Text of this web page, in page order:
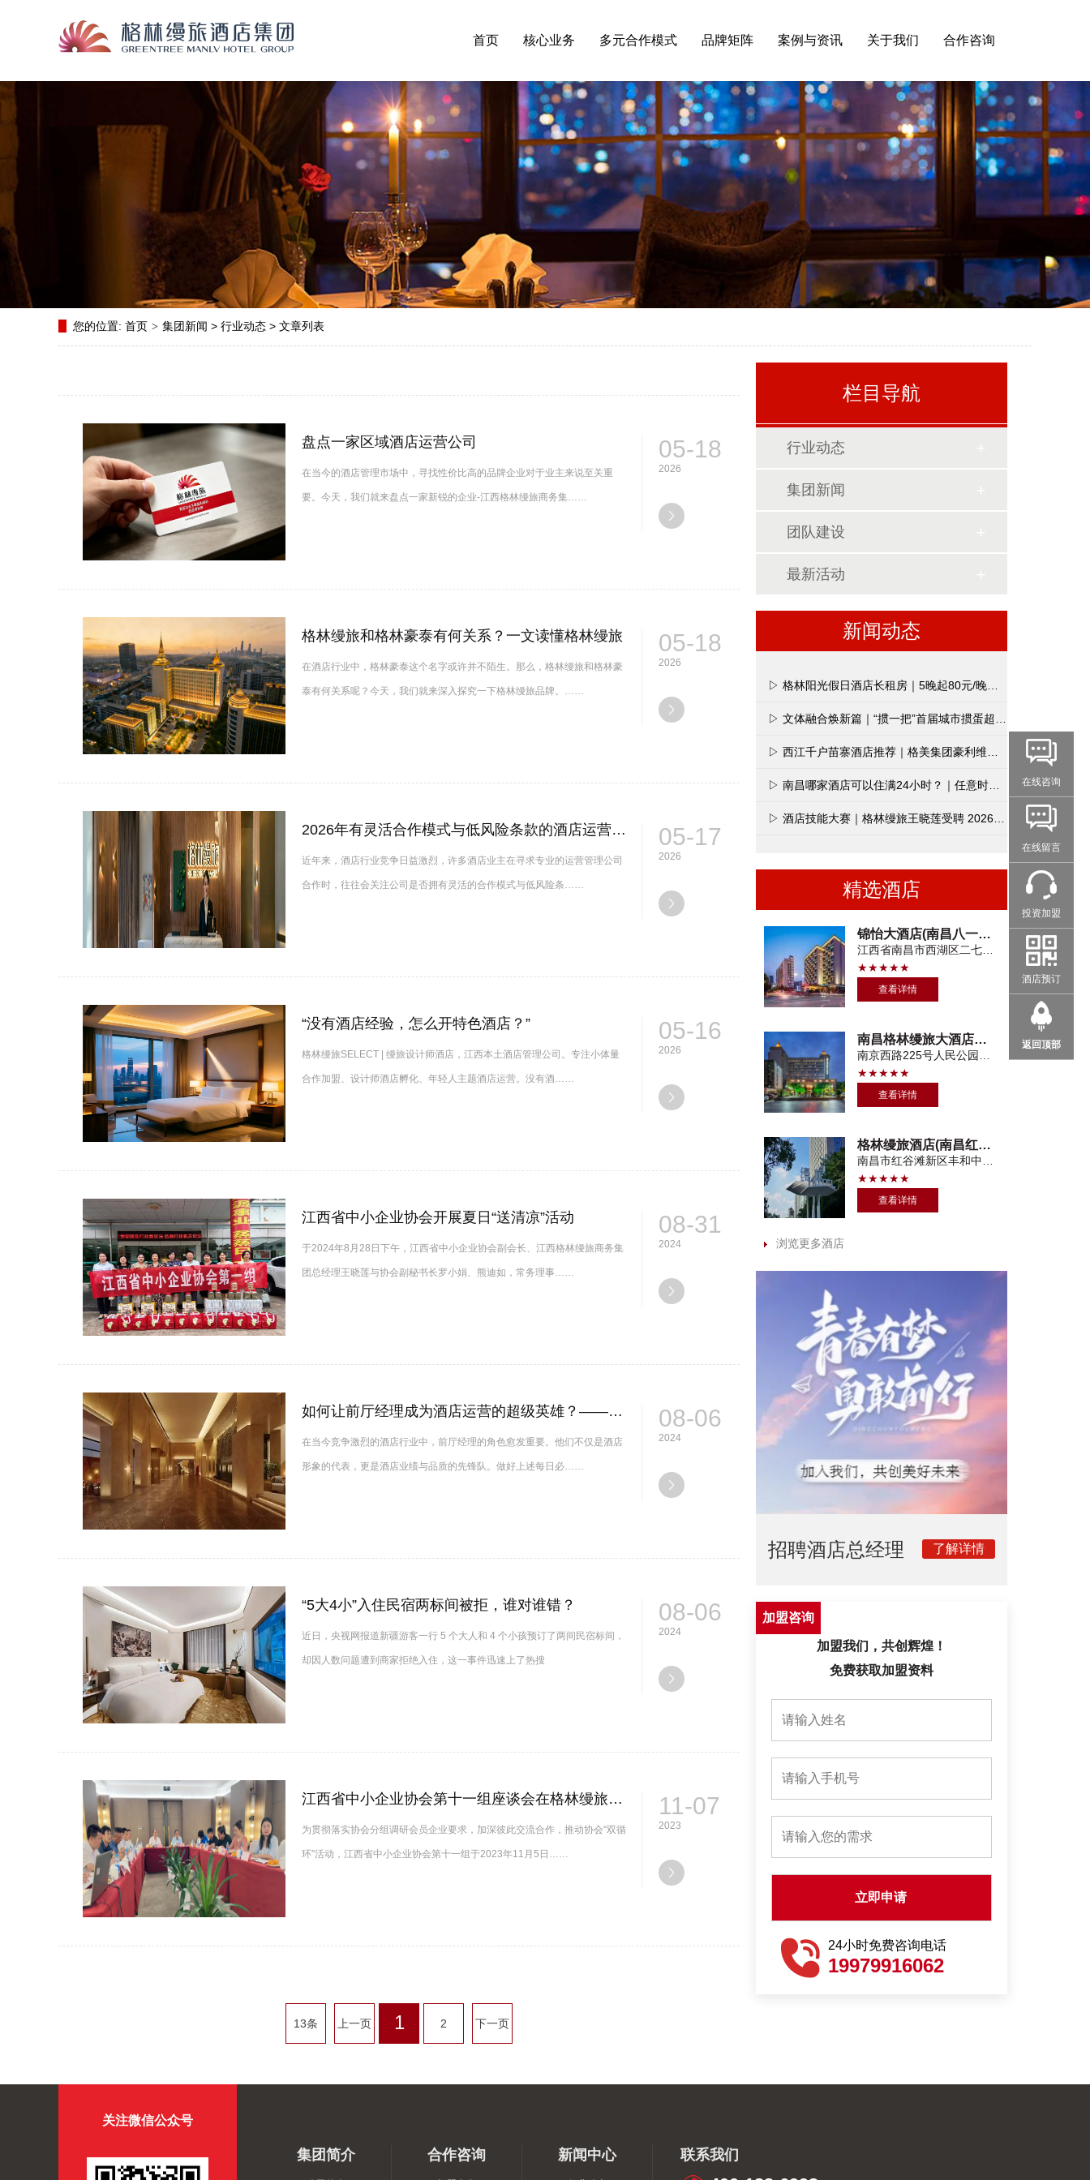
首页 核心业务 多元合作模式 品牌矩阵 案例与资讯 关于我们 合作咨询
您的位置: 首页 > 集团新闻 > 行业动态 > 文章列表
盘点一家区域酒店运营公司
在当今的酒店管理市场中，寻找性价比高的品牌企业对于业主来说至关重
要。今天，我们就来盘点一家新锐的企业-江西格林缦旅商务集……
05-18
2026
格林缦旅和格林豪泰有何关系？一文读懂格林缦旅
在酒店行业中，格林豪泰这个名字或许并不陌生。那么，格林缦旅和格林豪
泰有何关系呢？今天，我们就来深入探究一下格林缦旅品牌。……
05-18
2026
2026年有灵活合作模式与低风险条款的酒店运营管理公司吗
近年来，酒店行业竞争日益激烈，许多酒店业主在寻求专业的运营管理公司
合作时，往往会关注公司是否拥有灵活的合作模式与低风险条……
05-17
2026
“没有酒店经验，怎么开特色酒店？”
格林缦旅SELECT | 缦旅设计师酒店，江西本土酒店管理公司。专注小体量
合作加盟、设计师酒店孵化、年轻人主题酒店运营。没有酒……
05-16
2026
江西省中小企业协会开展夏日“送清凉”活动
于2024年8月28日下午，江西省中小企业协会副会长、江西格林缦旅商务集
团总经理王晓莲与协会副秘书长罗小娟、熊迪如，常务理事……
08-31
2024
如何让前厅经理成为酒店运营的超级英雄？——每日必做管理动作
在当今竞争激烈的酒店行业中，前厅经理的角色愈发重要。他们不仅是酒店
形象的代表，更是酒店业绩与品质的先锋队。做好上述每日必……
08-06
2024
“5大4小”入住民宿两标间被拒，谁对谁错？
近日，央视网报道新疆游客一行 5 个大人和 4 个小孩预订了两间民宿标间，
却因人数问题遭到商家拒绝入住，这一事件迅速上了热搜
08-06
2024
江西省中小企业协会第十一组座谈会在格林缦旅大酒店召开
为贯彻落实协会分组调研会员企业要求，加深彼此交流合作，推动协会“双循
环”活动，江西省中小企业协会第十一组于2023年11月5日……
11-07
2023
13条 上一页 1 2 下一页
栏目导航
行业动态
集团新闻
团队建设
最新活动
新闻动态
精选酒店
锦怡大酒店(南昌八一广场火车站店)
★★★★★
查看详情
南昌格林缦旅大酒店（八一广场一附院店）
★★★★★
查看详情
格林缦旅酒店(南昌红谷滩万达广场店)
★★★★★
查看详情
浏览更多酒店
招聘酒店总经理
加盟咨询
加盟我们，共创辉煌！
免费获取加盟资料
24小时免费咨询电话
19979916062
关注微信公众号
集团简介 合作咨询 新闻中心 联系我们
在线咨询
在线留言
投资加盟
酒店预订
返回顶部